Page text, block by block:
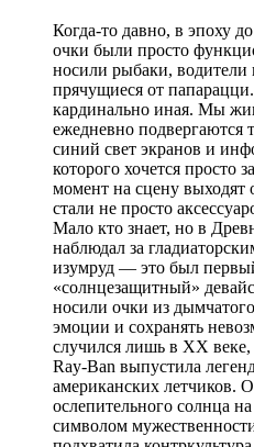
Когда-то давно, в эпоху
очки были просто
носили рыбаки, водители
прячущиеся от
кардинально иная. Мы
ежедневно подвергаются
синий свет экранов и
которого хочется просто
момент на сцену
стали не просто
Мало кто знает, но в
наблюдал за
изумруд — это был
«солнцезащитный»
носили очки из
эмоции и сохранять
случился лишь в XX веке,
Ray-Ban выпустила
американских летчиков.
ослепительного солнца
символом